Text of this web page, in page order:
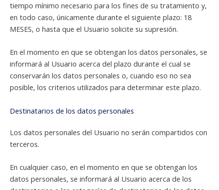
tiempo mínimo necesario para los fines de su tratamiento y,
en todo caso, únicamente durante el siguiente plazo: 18
MESES, o hasta que el Usuario solicite su supresión.
En el momento en que se obtengan los datos personales, se
informará al Usuario acerca del plazo durante el cual se
conservarán los datos personales o, cuando eso no sea
posible, los criterios utilizados para determinar este plazo.
Destinatarios de los datos personales
Los datos personales del Usuario no serán compartidos con
terceros.
En cualquier caso, en el momento en que se obtengan los
datos personales, se informará al Usuario acerca de los